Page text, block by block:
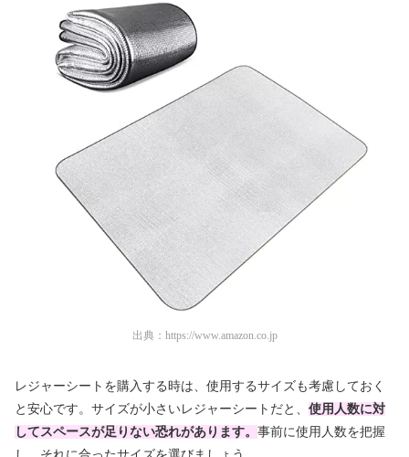
出典： https://www.amazon.co.jp
レジャーシートを購入する時は、使用するサイズも考慮しておく
と安心です。サイズが小さいレジャーシートだと、 使用人数に対
してスペースが足りない恐れがあります。 事前に使用人数を把握